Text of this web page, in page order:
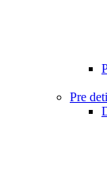
Pre deti